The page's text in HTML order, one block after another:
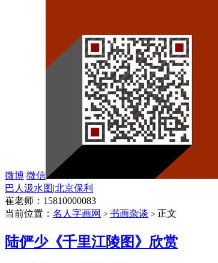
微博 微信
巴人汲水图|北京保利
崔老师：15810000083
当前位置： 名人字画网 > 书画杂谈 > 正文
陆俨少《千里江陵图》欣赏